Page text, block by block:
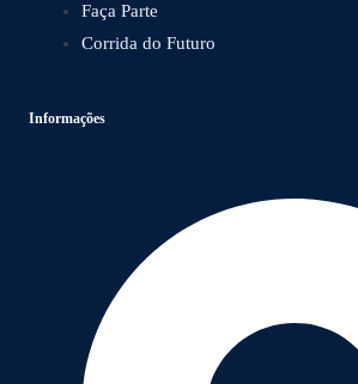
Faça Parte
Corrida do Futuro
Informações